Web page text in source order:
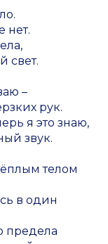
нет.
свет.
–
рук.
я это знаю,
звук.
телом
в один
предела